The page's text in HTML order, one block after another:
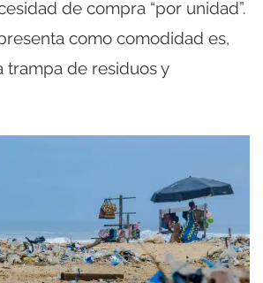
de compra “por unidad”.
como comodidad es,
trampa de residuos y